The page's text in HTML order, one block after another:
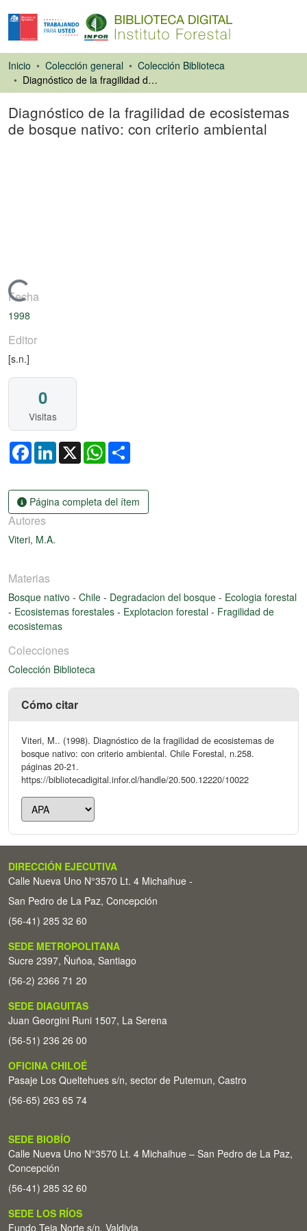
Inicio Colección general
Colección Biblioteca
Diagnóstico de la fragilidad de ecosistemas de bosque nativo: con criterio ambiental
Diagnóstico de la fragilidad de ecosistemas
de bosque nativo: con criterio ambiental
Cargando...
Fecha
1998
Editor
[s.n.]
0
Visitas
FacebookLinkedIn
X WhatsApp
Página completa del ítem
Autores
Viteri, M.A.
Materias
Bosque nativo - Chile - Degradacion del bosque - Ecologia forestal
- Ecosistemas forestales - Explotacion forestal - Fragilidad de
ecosistemas
Colecciones
Colección Biblioteca
Cómo citar
Viteri, M.. (1998). Diagnóstico de la fragilidad de ecosistemas de
bosque nativo: con criterio ambiental. Chile Forestal, n.258.
páginas 20-21.
https://bibliotecadigital.infor.cl/handle/20.500.12220/10022
DIRECCIÓN EJECUTIVA
Calle Nueva Uno N°3570 Lt. 4 Michaihue -
San Pedro de La Paz, Concepción
(56-41) 285 32 60
SEDE METROPOLITANA
Sucre 2397, Ñuñoa, Santiago
(56-2) 2366 71 20
SEDE DIAGUITAS
Juan Georgini Runi 1507, La Serena
(56-51) 236 26 00
OFICINA CHILOÉ
Pasaje Los Queltehues s/n, sector de Putemun, Castro
(56-65) 263 65 74
SEDE BIOBÍO
Calle Nueva Uno N°3570 Lt. 4 Michaihue – San Pedro de La Paz,
Concepción
(56-41) 285 32 60
SEDE LOS RÍOS
Fundo Teja Norte s/n. Valdivia